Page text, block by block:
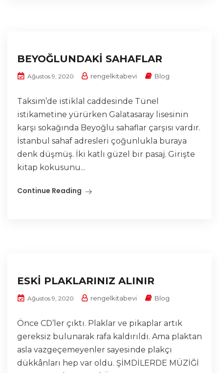
BEYOĞLUNDAKİ SAHAFLAR
Ağustos 9, 2020 rengelkitabevi Blog
Taksim’de istiklal caddesinde Tünel
istikametine yürürken Galatasaray lisesinin
karşı sokağında Beyoğlu sahaflar çarşısı vardır.
İstanbul sahaf adresleri çoğunlukla buraya
denk düşmüş. İki katlı güzel bir pasaj. Girişte
kitap kokusunu...
Continue Reading
ESKİ PLAKLARINIZ ALINIR
Ağustos 9, 2020 rengelkitabevi Blog
Önce CD’ler çıktı. Plaklar ve pikaplar artık
gereksiz bulunarak rafa kaldırıldı. Ama plaktan
asla vazgeçemeyenler sayesinde plakçı
dükkânları hep var oldu. ŞİMDİLERDE MÜZİĞİ